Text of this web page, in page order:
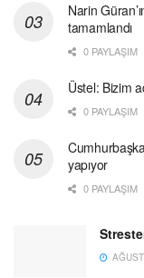
Narin
tamamlandı
0 PAYLAŞIM
Üstel: Bizim
0 PAYLAŞIM
yapıyor
0 PAYLAŞIM